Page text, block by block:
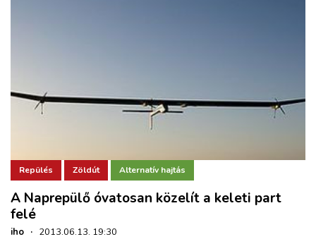
Repülés Zöldút Alternatív hajtás
A Naprepülő óvatosan közelít a keleti part
felé
iho · 2013.06.13. 19:30